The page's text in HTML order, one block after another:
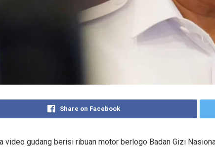
Share on Facebook
video gudang berisi ribuan motor berlogo Badan Gizi